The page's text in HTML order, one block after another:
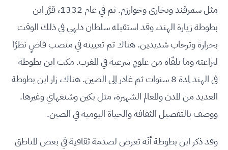
مثل سمرقند وبخارى وخوارزم. ثم في عام 1332، قرَّر ابن
بطوطة زيارة الهند، وقد استقبله سلطان دلهي في ذلك الوقت
بحرارة وترحاب شديدين. هناك تم تعيينه في منصب قاضٍ نظرًا
لبراعته وما تلقّاه من علومٍ شرعية في المغرب. مكث ابن بطوطة
في الهند لمدة 8 سنوات ثم غادر إلى الصين. هناك، زار ابن بطوطة
العديد من المدن والمعالم الشهيرة، مثل بكين وشنغهاي وغيرها.
ووصف بالتفصيل الثقافة والحياة اليومية في الصين.
وقد ذكر ابن بطوطة أنَه تعرض لصدمة ثقافية في بعض المناطق